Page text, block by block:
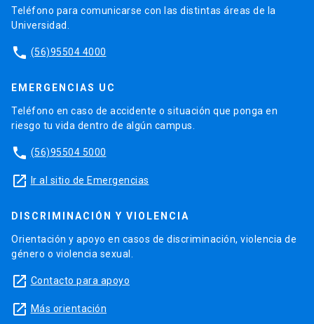
Teléfono para comunicarse con las distintas áreas de la
Universidad.
phone (56)95504 4000
EMERGENCIAS UC
Teléfono en caso de accidente o situación que ponga en
riesgo tu vida dentro de algún campus.
phone (56)95504 5000
launch Ir al sitio de Emergencias
DISCRIMINACIÓN Y VIOLENCIA
Orientación y apoyo en casos de discriminación, violencia de
género o violencia sexual.
launch Contacto para apoyo
launch Más orientación